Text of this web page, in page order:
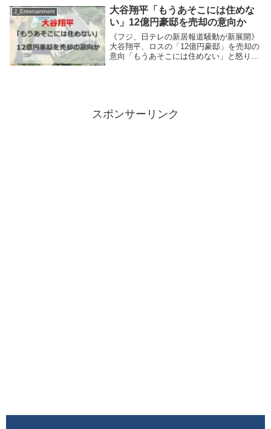
チームがタナカ選抜軍とハイレベル国語対
決！村...
J_Entertainment
大谷翔平「もうあそこには住めな
い」12億円豪邸を売却の意向か
《フジ、日テレの新居報道騒動が新展開》
大谷翔平、ロスの「12億円豪邸」を売却の
意向「もうあそこには住めない」と怒りの
スポンサーリンク